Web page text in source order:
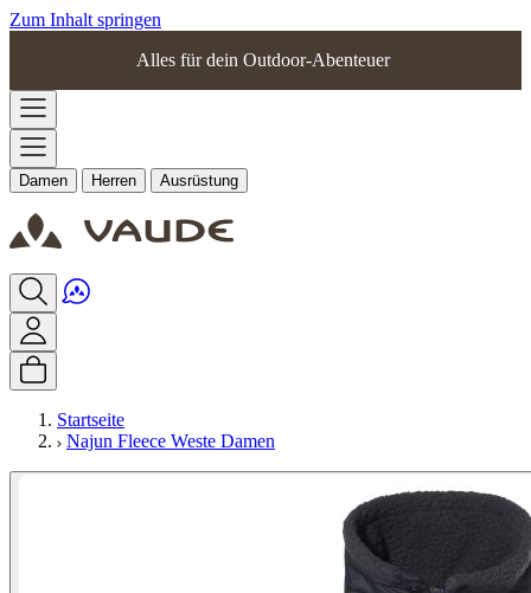
Zum Inhalt springen
Alles für dein Outdoor-Abenteuer
Damen Herren Ausrüstung
Startseite
Najun Fleece Weste Damen